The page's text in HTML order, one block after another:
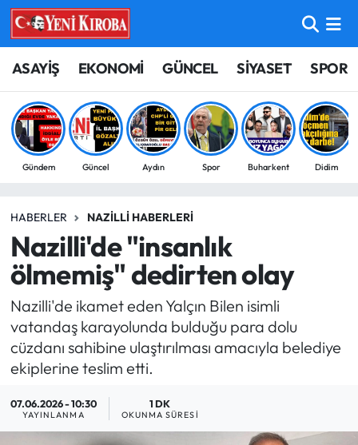
ASAYİŞ EKONOMİ GÜNCEL SİYASET SPOR
Gündem Güncel Aydın Spor Buharkent Didim
HABERLER NAZILLI HABERLERI
Nazilli'de "insanlık
ölmemiş" dedirten olay
Nazilli'de ikamet eden Yalçın Bilen isimli
vatandaş karayolunda bulduğu para dolu
cüzdanı sahibine ulaştırılması amacıyla belediye
ekiplerine teslim etti.
07.06.2026 - 10:30
YAYINLANMA
1 DK
OKUNMA SÜRESI
ASAYİŞ
BİLİM-TEKNOLOJİ
ÇEVRE
EĞİTİM
EKONOMİ
GÜNCEL
GÜNDEM
Aydın Nöbetçi Eczaneler
Aydın Hava Durumu
Aydin Namaz Vakitleri
Süper Lig Puan Durumu ve Fikstür
Tüm Manşetler
Son Dakika Haberleri
Haber Arşivi